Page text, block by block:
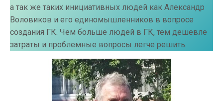
а так же таких инициативных людей как Александр
Воловиков и его единомышленников в вопросе
создания ГК. Чем больше людей в ГК, тем дешевле
затраты и проблемные вопросы легче решить.